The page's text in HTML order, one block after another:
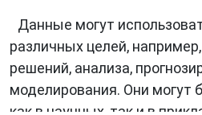
Данные могут
различных целей,
решений, анализа,
моделирования. Они могут
как в научных, так и в